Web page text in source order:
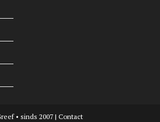
• sinds 2007 | Contact